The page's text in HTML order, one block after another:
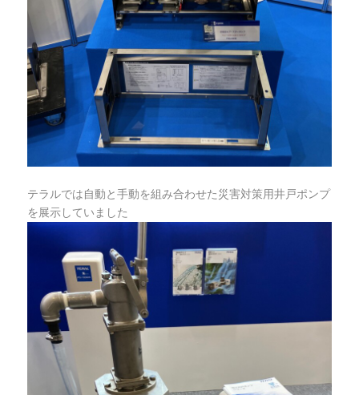
テラルでは自動と手動を組み合わせた災害対策用井戸ポンプ
を展示していました